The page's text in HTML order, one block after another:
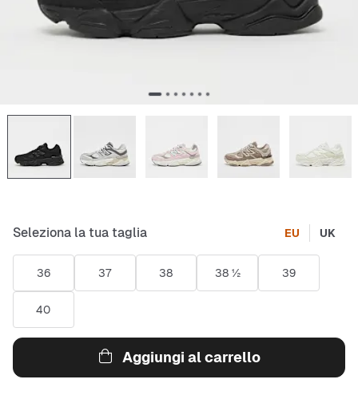
Seleziona la tua taglia EU UK
36 37 38 38 ½ 39
40
Aggiungi al carrello